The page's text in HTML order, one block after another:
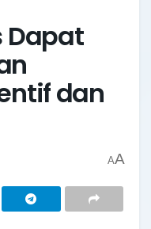
Dapat
dan
AA